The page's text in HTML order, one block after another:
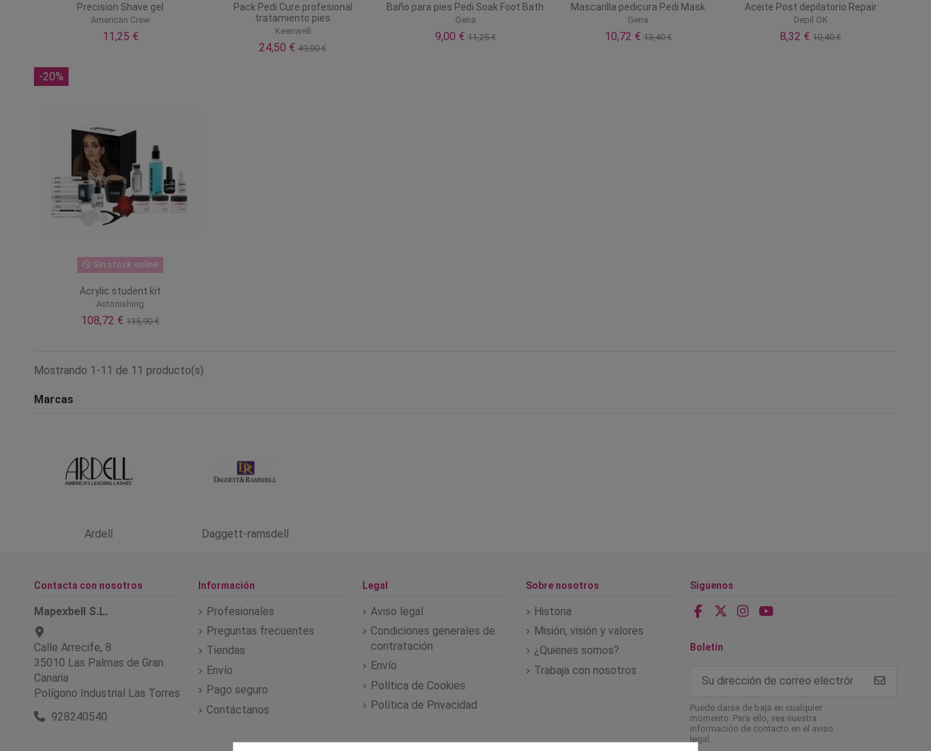
Precision Shave gel
American Crew
11,25 €
Pack Pedi Cure profesional
tratamiento pies
Keenwell
24,50 €49,00 €
Baño para pies Pedi Soak Foot Bath
Gena
9,00 € 11,25 €
Mascarilla pedicura Pedi Mask
Gena
10,72 € 13,40 €
Aceite Post depilatorio Repair
Depil OK
8,32 €10,40 €
-20%
Sin stock online
Acrylic student kit
Astonishing
108,72 €135,90 €
Mostrando 1-11 de 11 producto(s)
Marcas
Ardell Daggett-ramsdell
Contacta con nosotros
Mapexbell S.L.
Calle Arrecife, 8
35010 Las Palmas de Gran
Canaria
Polígono Industrial Las Torres
928240540
Información
Profesionales
Preguntas frecuentes
Tiendas
Envío
Pago seguro
Contáctanos
Legal
Aviso legal
Condiciones generales de
contratación
Envío
Política de Cookies
Política de Privacidad
Sobre nosotros
Historia
Misión, visión y valores
¿Quienes somos?
Trabaja con nosotros
Síguenos
Boletín
Puede darse de baja en cualquier
momento. Para ello, vea nuestra
información de contacto en el aviso
legal.